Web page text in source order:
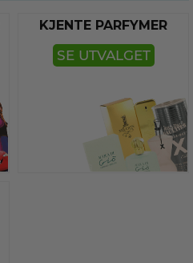
KJENTE PARFYMER
SE UTVALGET